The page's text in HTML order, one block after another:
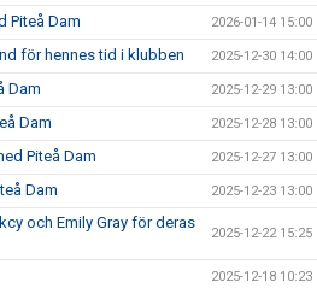
Piteå Dam 2026-01-14 15:00
för hennes tid i klubben 2025-12-30 14:00
Dam 2025-12-29 13:00
Dam 2025-12-28 13:00
Piteå Dam 2025-12-27 13:00
Dam 2025-12-23 13:00
och Emily Gray för deras
2025-12-22 15:25
2025-12-18 10:23